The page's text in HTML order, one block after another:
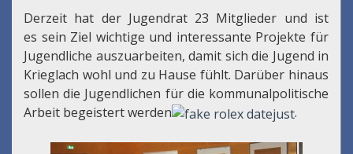
Derzeit hat der Jugendrat 23 Mitglieder und ist
es sein Ziel wichtige und interessante Projekte für
Jugendliche auszuarbeiten, damit sich die Jugend in
Krieglach wohl und zu Hause fühlt. Darüber hinaus
sollen die Jugendlichen für die kommunalpolitische
Arbeit begeistert werden
.